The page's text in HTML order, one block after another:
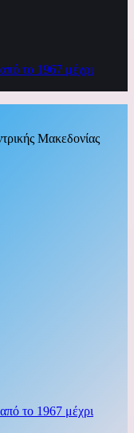
το 1967 μέχρι
Μακεδονίας
το 1967 μέχρι